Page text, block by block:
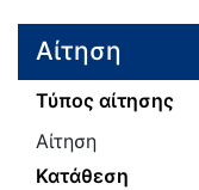
Αίτηση
Τύπος αίτησης
Αίτηση
Κατάθεση